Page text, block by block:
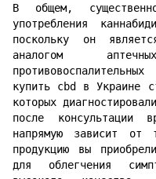
В общем,
употребления
поскольку он
аналогом
купить cbd в Украине
которых
после консультации
напрямую зависит от
продукцию вы
для облегчения